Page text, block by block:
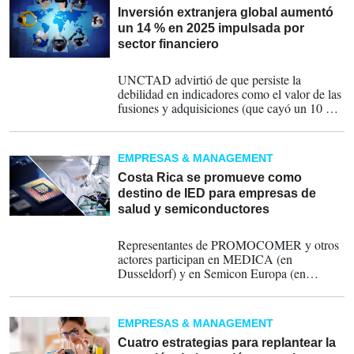
Inversión extranjera global aumentó
un 14 % en 2025 impulsada por
sector financiero
UNCTAD advirtió de que persiste la
debilidad en indicadores como el valor de las
fusiones y adquisiciones (que cayó un 10 %),
internacional de proyectos, lo que marcó un
cuarto año consecutivo de descensos en este
sentido.
EMPRESAS & MANAGEMENT
Costa Rica se promueve como
destino de IED para empresas de
salud y semiconductores
Representantes de PROMOCOMER y otros
actores participan en MEDICA (en
Dusseldorf) y en Semicon Europa (en
los principales mercados de inversión
extranjera directa para Costa Rica, siendo el
segundo socio comercial más relevante.
EMPRESAS & MANAGEMENT
Cuatro estrategias para replantear la